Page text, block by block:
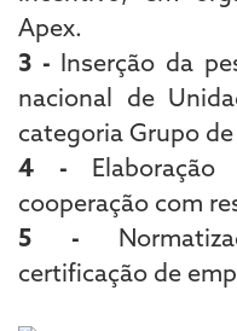
Apex.
3 - Inserção da
nacional de
categoria Grupo
4 -
cooperação com
5 -
certificação de